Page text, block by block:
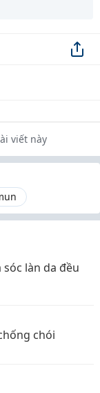
viết này
làn da đều
chói